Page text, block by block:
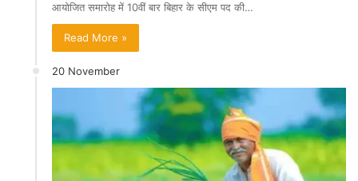
आयोजित समारोह में 10वीं बार बिहार के सीएम पद की…
Read More »
20 November